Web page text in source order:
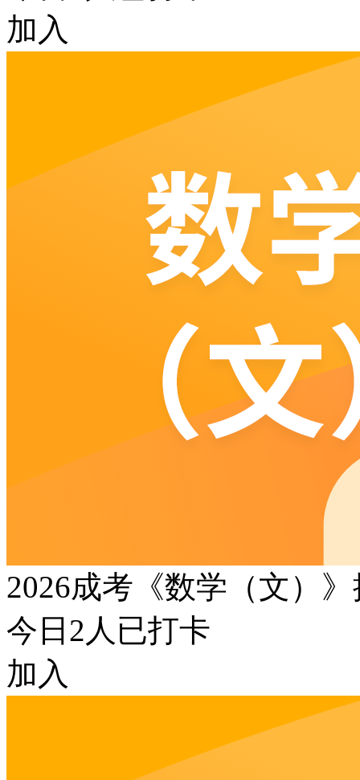
加入
2026成考《数学（文）
今日 2 人已打卡
加入